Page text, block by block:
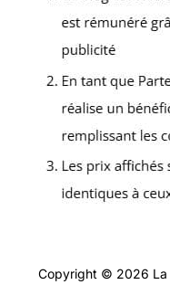
Copyright © 2026 La